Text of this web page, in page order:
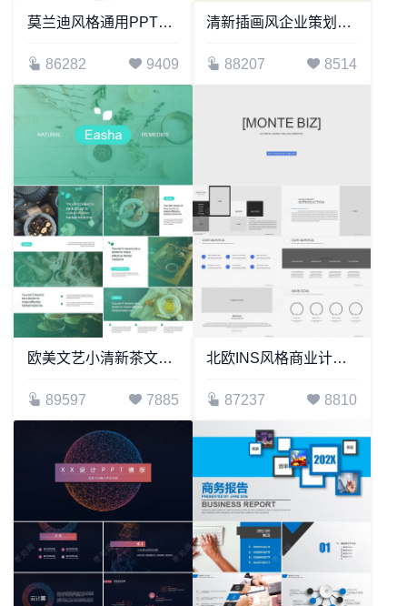
莫兰迪风格通用PPT模板(49)
86282 9409
清新插画风企业策划宣传PPT模板
88207 8514
欧美文艺小清新茶文化高端品牌宣传通用PPT模板
89597 7885
北欧INS风格商业计划书产品发布PPT模板
87237 8810